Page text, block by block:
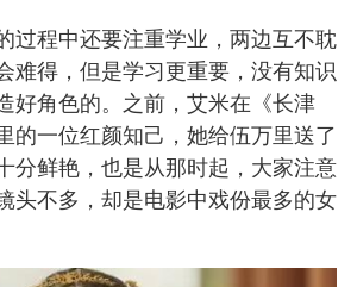
程中还要注重学业，两边互不耽
难得，但是学习更重要，没有知识
好角色的。之前，艾米在《长津
的一位红颜知己，她给伍万里送了
分鲜艳，也是从那时起，大家注意
头不多，却是电影中戏份最多的女